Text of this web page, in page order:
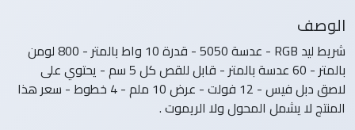
الوصف
شريط ليد RGB - عدسة 5050 - قدرة 10 واط بالمتر - 800 لومن
بالمتر - 60 عدسة بالمتر - قابل للقص كل 5 سم - يحتوي على
لاصق دبل فيس - 12 فولت - عرض 10 ملم - 4 خطوط - سعر هذا
المنتج لا يشمل المحول ولا الريموت .